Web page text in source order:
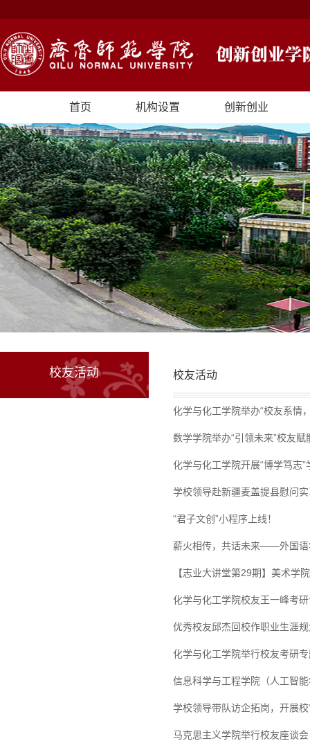
首页 机构设置 创新创业
校友活动 校友活动
化学与化工学院举办“校友系情
数学学院举办“引领未来”校友赋
化学与化工学院开展“博学笃志
学校领导赴新疆麦盖提县慰问
“君子文创”小程序上线！
薪火相传，共话未来——外国语
【志业大讲堂第29期】美术学
化学与化工学院校友王一峰考
优秀校友邱杰回校作职业生涯
化学与化工学院举行校友考研
信息科学与工程学院（人工智
学校领导带队访企拓岗，开展
马克思主义学院举行校友座谈会